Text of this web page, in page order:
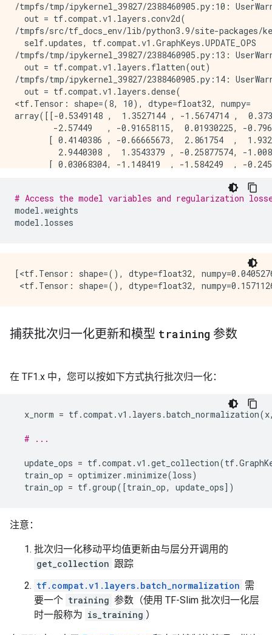
/tmpfs/tmp/ipykernel_39827/2388460905.py:10:
  out = tf.compat.v1.layers.conv2d(
/tmpfs/src/tf_docs_env/lib/python3.9/site-
  self.updates, tf.compat.v1.GraphKeys.UPDATE_OPS
/tmpfs/tmp/ipykernel_39827/2388460905.py:13:
  out = tf.compat.v1.layers.flatten(out)
/tmpfs/tmp/ipykernel_39827/2388460905.py:14:
  out = tf.compat.v1.layers.dense(
<tf.Tensor: shape=(8, 10), dtype=float32, numpy=
array([[-0.5349148 ,  1.3527144 , -1.5674714 ,
-2.57449   , -0.91658115,  0.01930225, -
[ 0.4140386 , -0.66665673,  2.861754  ,
2.9440308 ,  1.3543379 , -0.25877574, -
[ 0.03068304, -1.148419  , -1.584249  , -
[-1.2089777 ,  0.49164614,  0.6760783 ,
0.08904815, -0.3644415 , -0.4699819 ,
[ 0.25653136, -0.651753  ,  1.045647  , -
2.6567998 , -1.5720563 , -0.9050565 , -
[ 0.00938642,  0.40236259, -0.41107404, -
-2.081637  , -0.71667486,  0.34614545,
[-0.5589206 ,  0.6831752 , -0.37517905, -
# Access the model variables and regularization
model .weights
model . losses
[<tf.Tensor: shape=(), dtype=float32,
捕获批次归一化更新和模型 training 参数
在 TF1.x 中，您可以按如下方式执行批次归一化：
x_norm = tf.compat.v1 . layers .batch_normalization(x
# ...
update_ops = tf.compat.v1 .get_collection(tf.
train_op = optimizer .minimize(loss)
train_op = tf.group([train_op, update_ops])
注意：
批次归一化移动平均值更新由与层分开调用的
get_collection 跟踪
tf.compat.v1.layers.batch_normalization 需
要一个 training 参数（使用 TF-Slim 批次归一化层
时一般称为 is_training ）